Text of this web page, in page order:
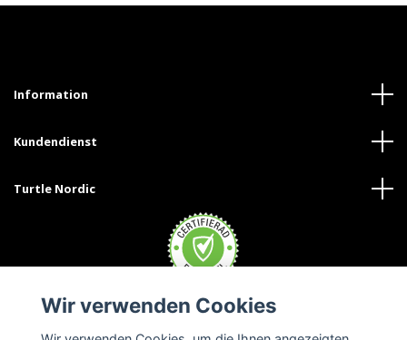
Information
Kundendienst
Turtle Nordic
Wir verwenden Cookies